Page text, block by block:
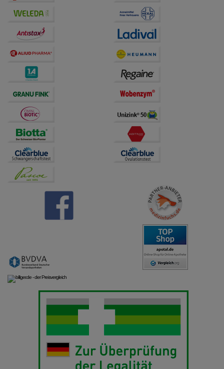
Bitte beachten Sie, dass Daten hierfür teilweise an
Dritte wie z.B. Google oder soziale Medien
übertragen werden.